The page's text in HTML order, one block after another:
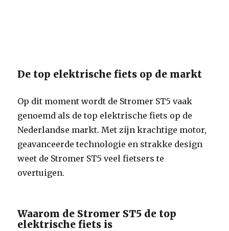
De top elektrische fiets op de markt
Op dit moment wordt de Stromer ST5 vaak
genoemd als de top elektrische fiets op de
Nederlandse markt. Met zijn krachtige motor,
geavanceerde technologie en strakke design
weet de Stromer ST5 veel fietsers te
overtuigen.
Waarom de Stromer ST5 de top
elektrische fiets is